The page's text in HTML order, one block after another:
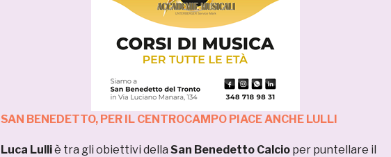
SAN BENEDETTO, PER IL CENTROCAMPO PIACE ANCHE LULLI
Luca Lulliè tra gli obiettivi della San Benedetto Calcio per puntellare il